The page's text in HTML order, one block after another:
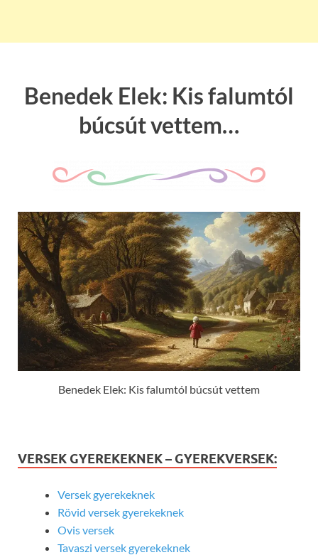
Benedek Elek: Kis falumtól
búcsút vettem…
Benedek Elek: Kis falumtól búcsút vettem
VERSEK GYEREKEKNEK – GYEREKVERSEK:
Versek gyerekeknek
Rövid versek gyerekeknek
Ovis versek
Tavaszi versek gyerekeknek